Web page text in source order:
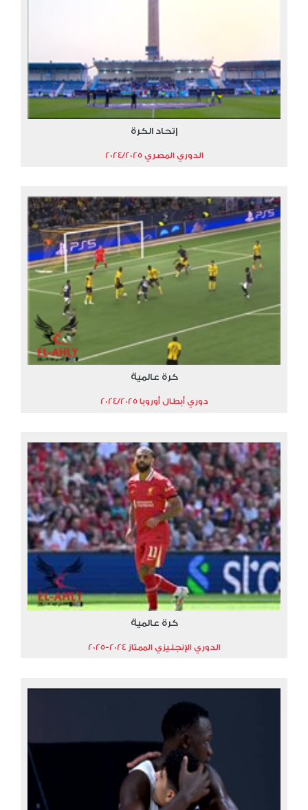
إتحاد الكرة
الدوري المصري 2024/2025
كرة عالمية
دوري أبطال أوروبا 2024/2025
كرة عالمية
الدوري الإنجليزي الممتاز 2024-2025